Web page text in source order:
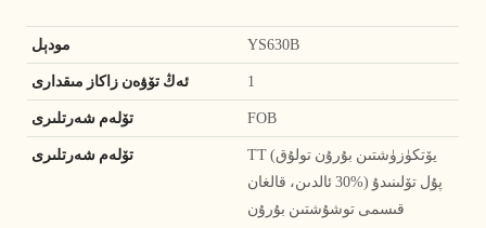
مودېل YS630B
ئەڭ تۆۋەن زاكاز مىقدارى 1
تۆلەم شەرتلىرى FOB
تۆلەم شەرتلىرى
TT (يۆتكۈزۈشتىن بۇرۇن تولۇق
پۇل تۆلىنىدۇ (%30 ئالدىن، قالغان
قىسمى توشۇشتىن بۇرۇن